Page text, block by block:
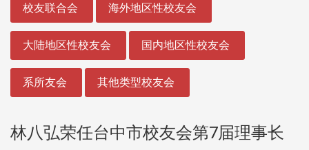
校友联合会 海外地区性校友会
大陆地区性校友会 国内地区性校友会
系所友会 其他类型校友会
林八弘荣任台中市校友会第7届理事长